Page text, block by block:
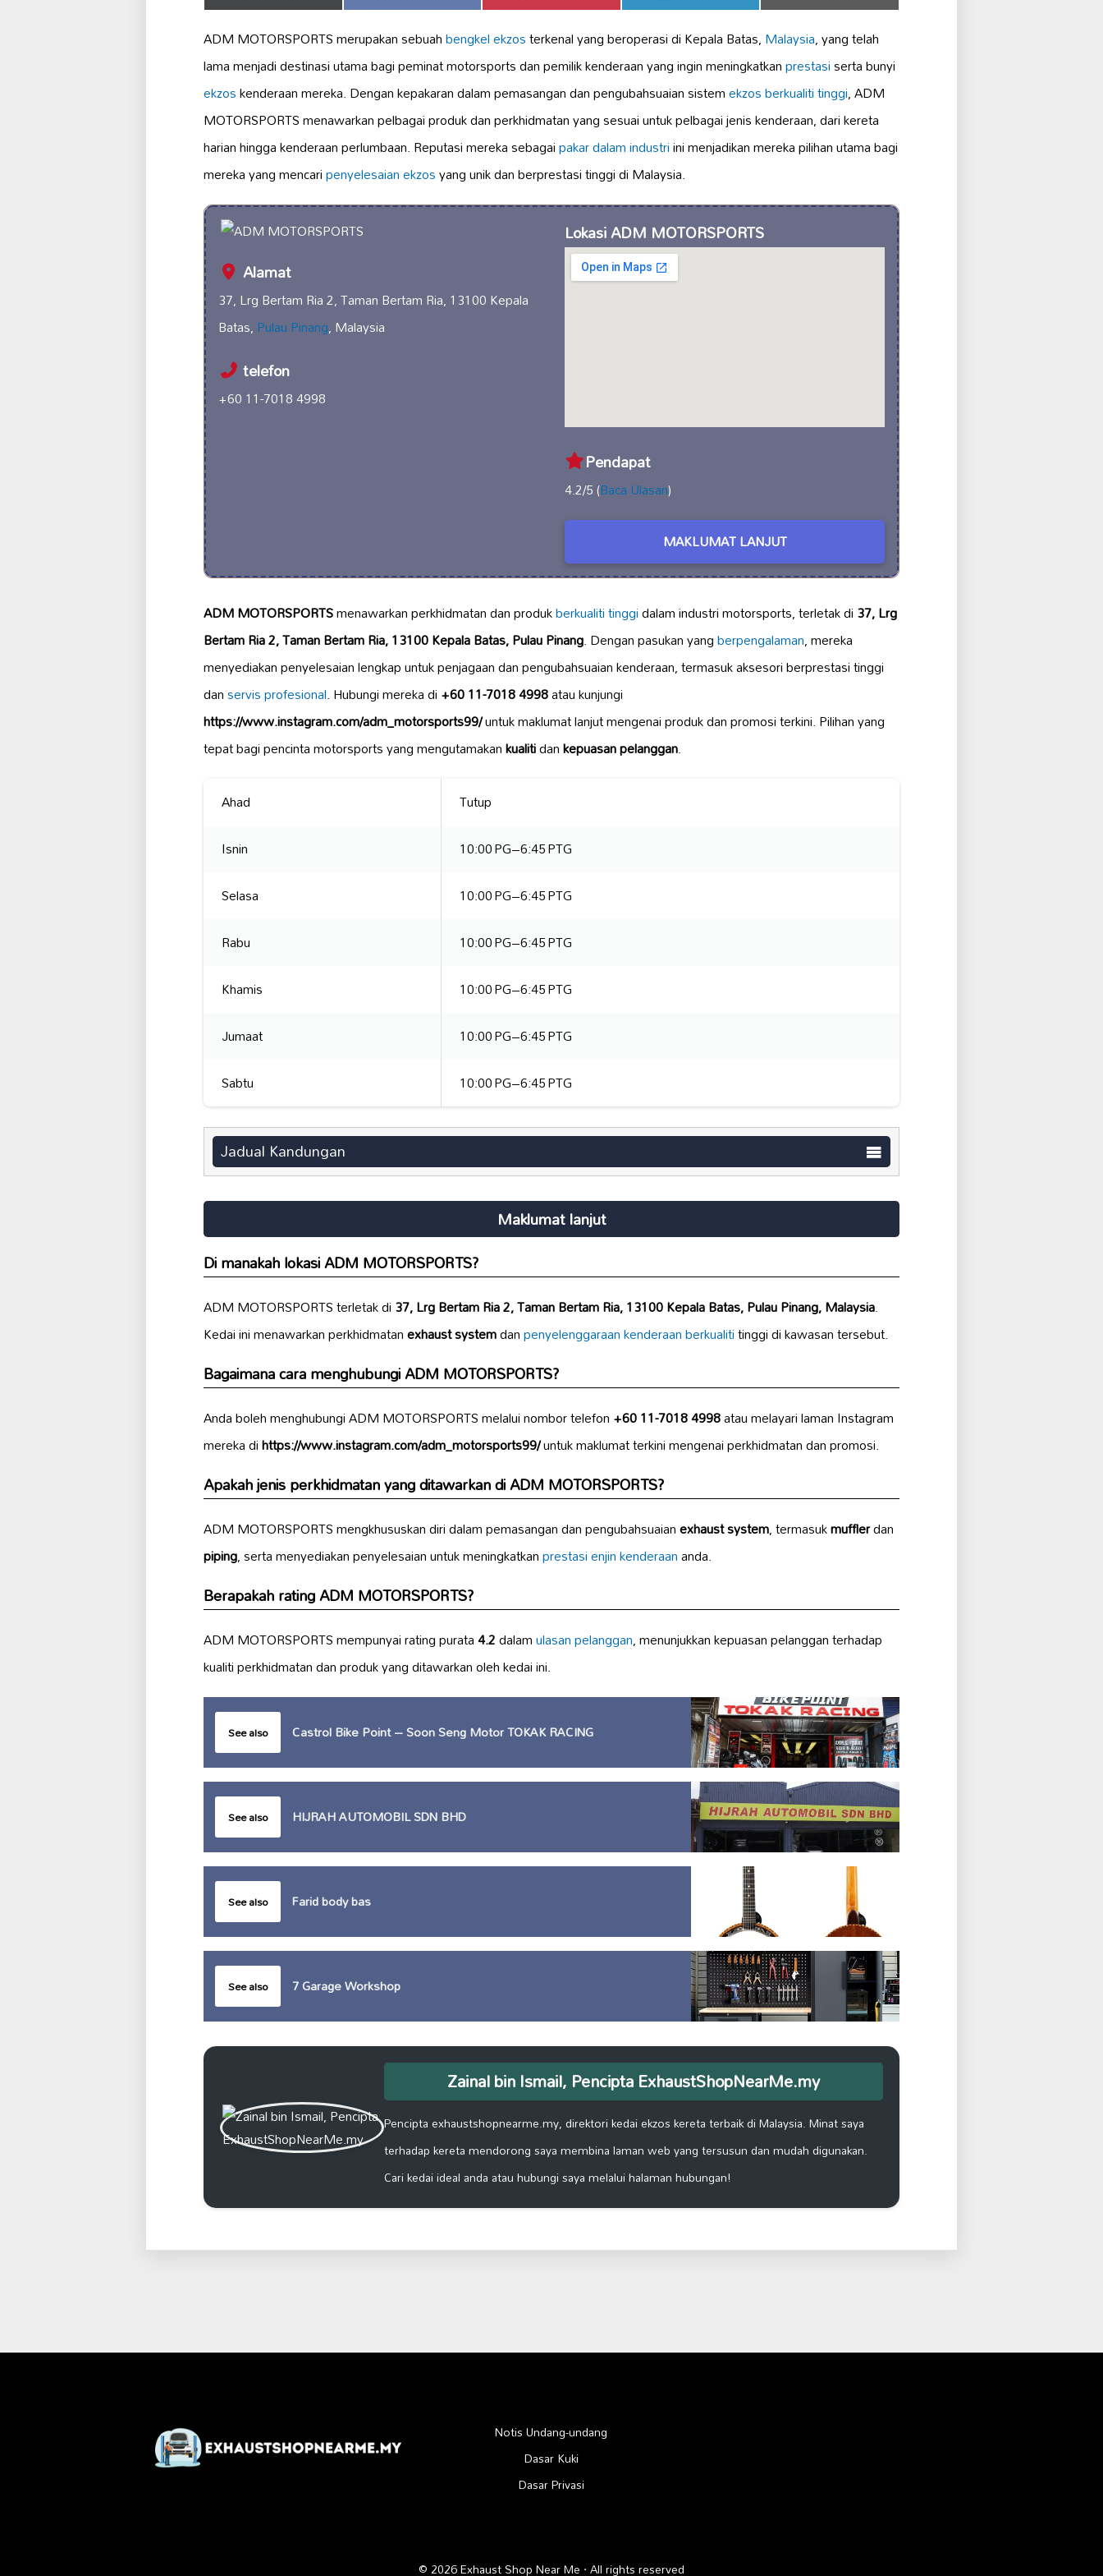
on on on on on
ADM MOTORSPORTS merupakan sebuahbengkel ekzosterkenal yang beroperasi di Kepala Batas,Malaysia, yang telah
lama menjadi destinasi utama bagi peminat motorsports dan pemilik kenderaan yang ingin meningkatkanprestasiserta bunyi
ekzoskenderaan mereka. Dengan kepakaran dalam pemasangan dan pengubahsuaian sistemekzos berkualiti tinggi, ADM
MOTORSPORTS menawarkan pelbagai produk dan perkhidmatan yang sesuai untuk pelbagai jenis kenderaan, dari kereta
harian hingga kenderaan perlumbaan. Reputasi mereka sebagaipakar dalam industriini menjadikan mereka pilihan utama bagi
mereka yang mencaripenyelesaian ekzosyang unik dan berprestasi tinggi di Malaysia.
Alamat
37, Lrg Bertam Ria 2, Taman Bertam Ria, 13100 Kepala
Batas,Pulau Pinang, Malaysia
telefon
+60 11-7018 4998
Lokasi ADM MOTORSPORTS
Pendapat
4.2/5 (Baca Ulasan)
MAKLUMAT LANJUT
ADM MOTORSPORTSmenawarkan perkhidmatan dan produkberkualiti tinggidalam industri motorsports, terletak di37, Lrg
Bertam Ria 2, Taman Bertam Ria, 13100 Kepala Batas, Pulau Pinang. Dengan pasukan yangberpengalaman, mereka
menyediakan penyelesaian lengkap untuk penjagaan dan pengubahsuaian kenderaan, termasuk aksesori berprestasi tinggi
danservis profesional. Hubungi mereka di+60 11-7018 4998atau kunjungi
https://www.instagram.com/adm_motorsports99/untuk maklumat lanjut mengenai produk dan promosi terkini. Pilihan yang
tepat bagi pencinta motorsports yang mengutamakankualitidankepuasan pelanggan.
Ahad
Tutup
Isnin
10:00 PG–6:45 PTG
Selasa
10:00 PG–6:45 PTG
Rabu
10:00 PG–6:45 PTG
Khamis
10:00 PG–6:45 PTG
Jumaat
10:00 PG–6:45 PTG
Sabtu
10:00 PG–6:45 PTG
Jadual Kandungan
Maklumat lanjut
Di manakah lokasi ADM MOTORSPORTS?
ADM MOTORSPORTS terletak di37, Lrg Bertam Ria 2, Taman Bertam Ria, 13100 Kepala Batas, Pulau Pinang, Malaysia.
Kedai ini menawarkan perkhidmatanexhaust systemdanpenyelenggaraan kenderaan berkualititinggi di kawasan tersebut.
Bagaimana cara menghubungi ADM MOTORSPORTS?
Anda boleh menghubungi ADM MOTORSPORTS melalui nombor telefon+60 11-7018 4998atau melayari laman Instagram
mereka dihttps://www.instagram.com/adm_motorsports99/untuk maklumat terkini mengenai perkhidmatan dan promosi.
Apakah jenis perkhidmatan yang ditawarkan di ADM MOTORSPORTS?
ADM MOTORSPORTS mengkhususkan diri dalam pemasangan dan pengubahsuaianexhaust system, termasukmufflerdan
piping, serta menyediakan penyelesaian untuk meningkatkanprestasi enjin kenderaananda.
Berapakah rating ADM MOTORSPORTS?
ADM MOTORSPORTS mempunyai rating purata4.2dalamulasan pelanggan, menunjukkan kepuasan pelanggan terhadap
kualiti perkhidmatan dan produk yang ditawarkan oleh kedai ini.
See also Castrol Bike Point – Soon Seng Motor TOKAK RACING
See also HIJRAH AUTOMOBIL SDN BHD
See also Farid body bas
See also 7 Garage Workshop
Zainal bin Ismail, Pencipta ExhaustShopNearMe.my
Pencipta exhaustshopnearme.my, direktori kedai ekzos kereta terbaik di Malaysia. Minat saya
terhadap kereta mendorong saya membina laman web yang tersusun dan mudah digunakan.
Cari kedai ideal anda atau hubungi saya melalui halaman hubungan!
Notis Undang-undang
Dasar Kuki
Dasar Privasi
© 2026 Exhaust Shop Near Me · All rights reserved